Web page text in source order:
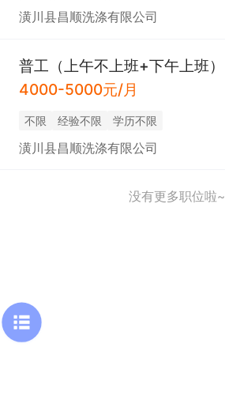
潢川县昌顺洗涤有限公司
普工（上午不上班+下午上班）
4000-5000元/月
不限 经验不限 学历不限
潢川县昌顺洗涤有限公司
没有更多职位啦~